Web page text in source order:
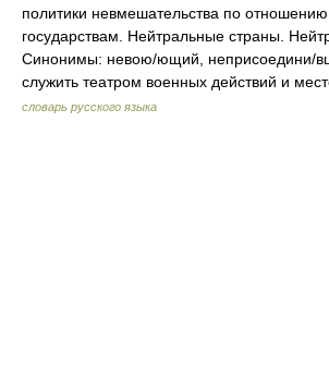
политики невмешательства по
государствам. Нейтральные страны.
Синонимы: невою/ющий, неприсоедини/
служить театром военных действий и
словарь русского языка